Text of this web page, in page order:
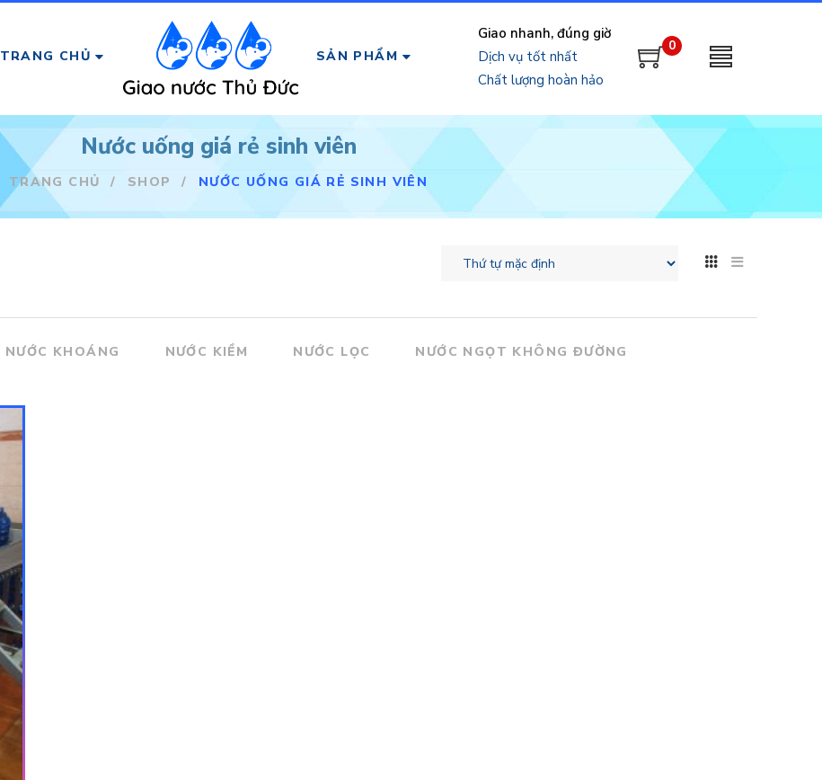
TRANG CHỦ SẢN PHẨM
Giao nhanh, đúng giờ
Dịch vụ tốt nhất
Chất lượng hoàn hảo
0
Nước uống giá rẻ sinh viên
TRANG CHỦ / SHOP / NƯỚC UỐNG GIÁ RẺ SINH VIÊN
NƯỚC KHOÁNG NƯỚC KIỀM NƯỚC LỌC NƯỚC NGỌT KHÔNG ĐƯỜNG